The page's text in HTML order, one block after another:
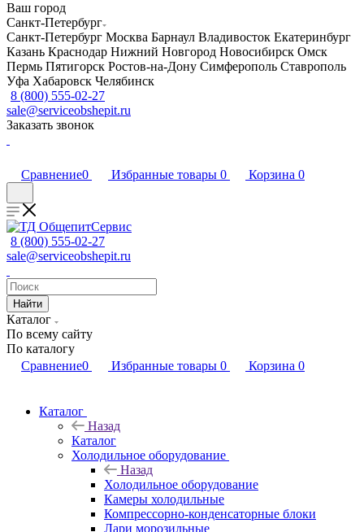
Ваш город
Санкт-Петербург
Санкт-Петербург Москва Барнаул Владивосток Екатеринбург
Казань Краснодар Нижний Новгород Новосибирск Омск
Пермь Пятигорск Ростов-на-Дону Симферополь Ставрополь
Уфа Хабаровск Челябинск
8 (800) 555-02-27
sale@serviceobshepit.ru
Заказать звонок
Сравнение0 Избранные товары 0 Корзина 0
8 (800) 555-02-27
sale@serviceobshepit.ru
Найти
Каталог
По всему сайту
По каталогу
Сравнение0 Избранные товары 0 Корзина 0
Каталог
Назад
Каталог
Холодильное оборудование
Назад
Холодильное оборудование
Камеры холодильные
Компрессорно-конденсаторные блоки
Лари морозильные